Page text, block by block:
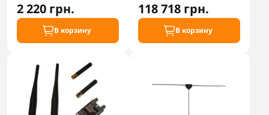
2 220 грн.
В корзину
118 718 грн.
В корзину